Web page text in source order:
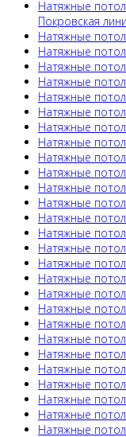
Натяжные
Покровская
Натяжные
Натяжные
Натяжные
Натяжные
Натяжные
Натяжные
Натяжные
Натяжные
Натяжные
Натяжные
Натяжные
Натяжные
Натяжные
Натяжные
Натяжные
Натяжные
Натяжные
Натяжные
Натяжные
Натяжные
Натяжные
Натяжные
Натяжные
Натяжные
Натяжные
Натяжные
Натяжные